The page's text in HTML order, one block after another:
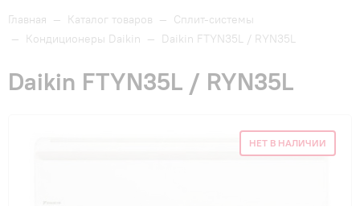
Как купить
Главная — Каталог товаров — Сплит-системы
— Кондиционеры Daikin — Daikin FTYN35L / RYN35L
Daikin FTYN35L / RYN35L
НЕТ В НАЛИЧИИ